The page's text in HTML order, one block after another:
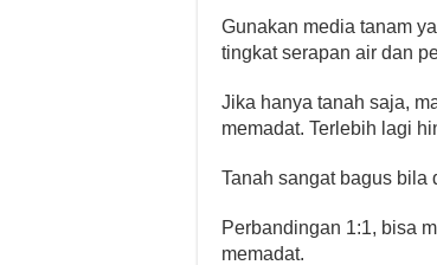
Gunakan media tanam
tingkat serapan air dan
Jika hanya tanah saja,
memadat. Terlebih lagi
Tanah sangat bagus bila
Perbandingan 1:1, bisa
memadat.